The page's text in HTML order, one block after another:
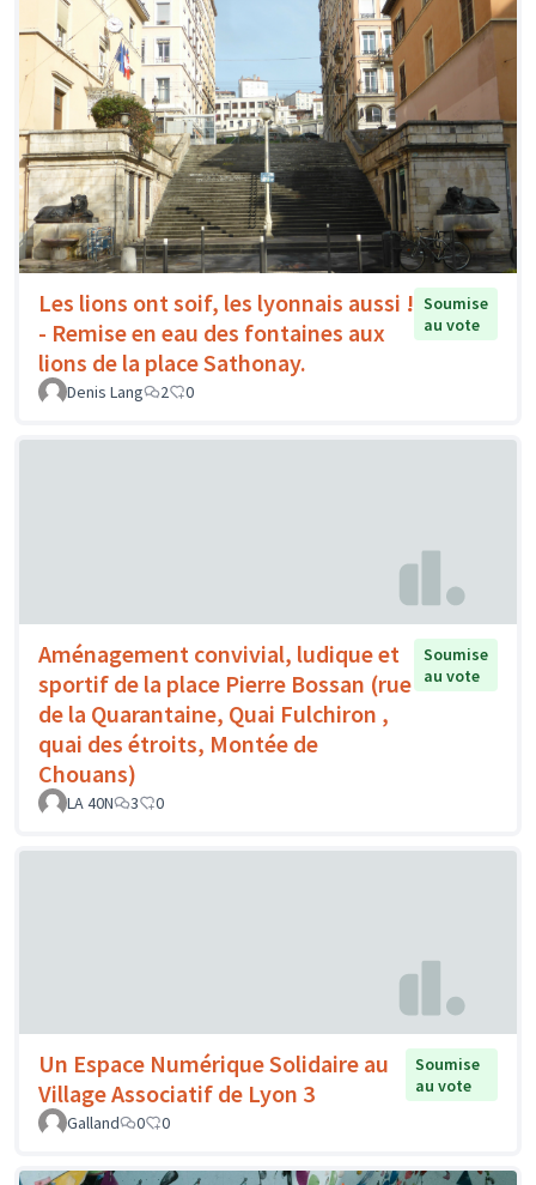
Les lions ont soif, les lyonnais aussi !
- Remise en eau des fontaines aux
lions de la place Sathonay.
Soumise
au vote
Denis Lang 2 0
Aménagement convivial, ludique et
sportif de la place Pierre Bossan (rue
de la Quarantaine, Quai Fulchiron ,
quai des étroits, Montée de
Chouans)
Soumise
au vote
LA 40N 3 0
Un Espace Numérique Solidaire au
Village Associatif de Lyon 3
Soumise
au vote
Galland
0 0